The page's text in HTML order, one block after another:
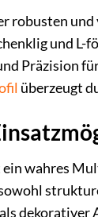
robusten
und L-
Präzision
überzeugt
wahres
dekorativer